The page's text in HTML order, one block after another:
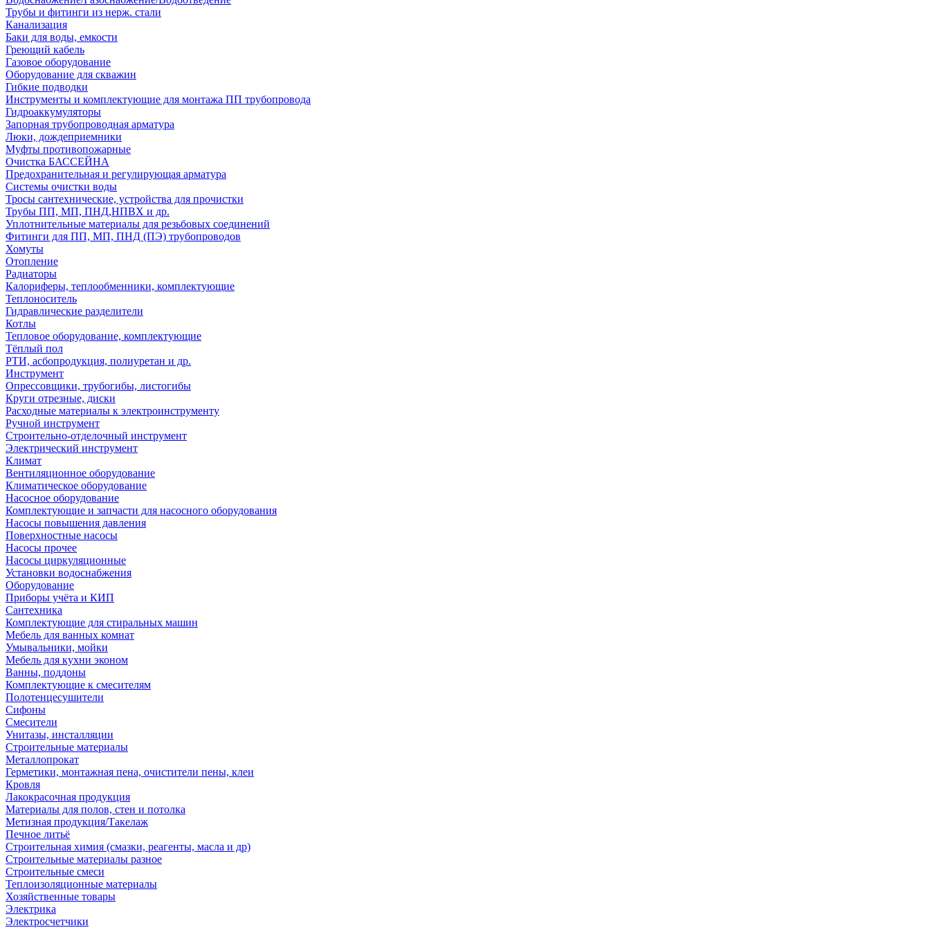
Трубы и фитинги из нерж. стали
Канализация
Баки для воды, емкости
Греющий кабель
Газовое оборудование
Оборудование для скважин
Гибкие подводки
Инструменты и комплектующие для монтажа ПП трубопровода
Гидроаккумуляторы
Запорная трубопроводная арматура
Люки, дождеприемники
Муфты противопожарные
Очистка БАССЕЙНА
Предохранительная и регулирующая арматура
Системы очистки воды
Тросы сантехнические, устройства для прочистки
Трубы ПП, МП, ПНД,НПВХ и др.
Уплотнительные материалы для резьбовых соединений
Фитинги для ПП, МП, ПНД (ПЭ) трубопроводов
Хомуты
Отопление
Радиаторы
Калориферы, теплообменники, комплектующие
Теплоноситель
Гидравлические разделители
Котлы
Тепловое оборудование, комплектующие
Тёплый пол
РТИ, асбопродукция, полиуретан и др.
Инструмент
Опрессовщики, трубогибы, листогибы
Круги отрезные, диски
Расходные материалы к электроинструменту
Ручной инструмент
Строительно-отделочный инструмент
Электрический инструмент
Климат
Вентиляционное оборудование
Климатическое оборудование
Насосное оборудование
Комплектующие и запчасти для насосного оборудования
Насосы повышения давления
Поверхностные насосы
Насосы прочее
Насосы циркуляционные
Установки водоснабжения
Оборудование
Приборы учёта и КИП
Сантехника
Комплектующие для стиральных машин
Мебель для ванных комнат
Умывальники, мойки
Мебель для кухни эконом
Ванны, поддоны
Комплектующие к смесителям
Полотенцесушители
Сифоны
Смесители
Унитазы, инсталляции
Строительные материалы
Металлопрокат
Герметики, монтажная пена, очистители пены, клеи
Кровля
Лакокрасочная продукция
Материалы для полов, стен и потолка
Метизная продукция/Такелаж
Печное литьё
Строительная химия (смазки, реагенты, масла и др)
Строительные материалы разное
Строительные смеси
Теплоизоляционные материалы
Хозяйственные товары
Электрика
Электросчетчики